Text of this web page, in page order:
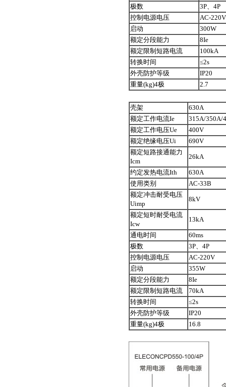
极数
3P、4P
控制电源电压
AC-220V
启动
300W
额定分段能力
8Ie
额定限制短路电流
100kA
转换时间
≤2s
外壳防护等级
IP20
重量(kg)4极
2.7
壳架
630A
额定工作电流Ie
315A/350A/
额定工作电压Ue
400V
额定绝缘电压Ui
690V
额定短路接通能力
Icm
26kA
约定发热电流Ith
630A
使用类别
AC-33B
额定冲击耐受电压
Uimp
8kV
额定短时耐受电流
Icw
13kA
通电时间
60ms
极数
3P、4P
控制电源电压
AC-220V
启动
355W
额定分段能力
8Ie
额定限制短路电流
70kA
转换时间
≤2s
外壳防护等级
IP20
重量(kg)4极
16.8